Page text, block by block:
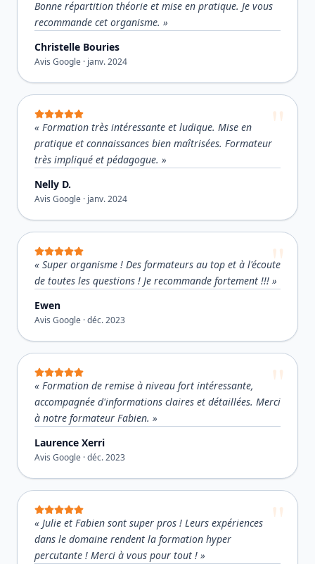
Bonne répartition théorie et mise en pratique. Je vous
recommande cet organisme. »
Christelle Bouries
Avis Google · janv. 2024
« Formation très intéressante et ludique. Mise en
pratique et connaissances bien maîtrisées. Formateur
très impliqué et pédagogue. »
Nelly D.
Avis Google · janv. 2024
« Super organisme ! Des formateurs au top et à l'écoute
de toutes les questions ! Je recommande fortement !!! »
Ewen
Avis Google ·déc. 2023
« Formation de remise à niveau fort intéressante,
accompagnée d'informations claires et détaillées. Merci
à notre formateur Fabien. »
Laurence Xerri
Avis Google ·déc. 2023
« Julie et Fabien sont super pros ! Leurs expériences
dans le domaine rendent la formation hyper
percutante ! Merci à vous pour tout ! »